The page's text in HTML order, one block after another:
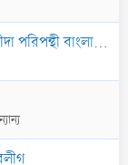
বাংলা প্রবাদ